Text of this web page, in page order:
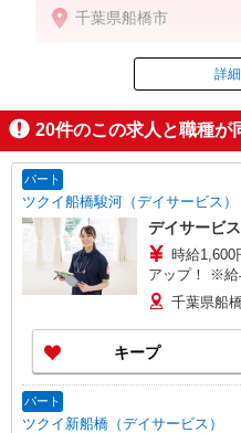
★週払いOK（規定あり
千葉県船橋市
掲載
詳
20件のこの求人と職種が
パート
ツクイ船橋駿河（デイサービス）
デイサービ
時給1,600円〜1,700
アップ！ ※給
千葉県船
キープ
パート
ツクイ新船橋（デイサービス）